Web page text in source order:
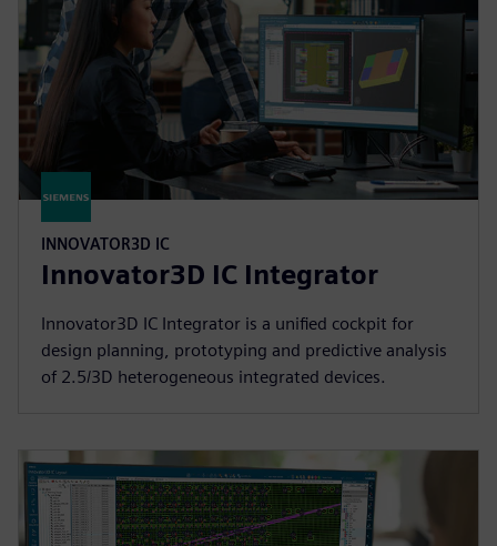
INNOVATOR3D IC
Innovator3D IC Integrator
Innovator3D IC Integrator is a unified cockpit for
design planning, prototyping and predictive analysis
of 2.5/3D heterogeneous integrated devices.